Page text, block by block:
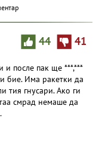
44 41
и после пак ще ***,***
бие. Има ракетки да
тия гнусари. Ако ги
смрад немаше да